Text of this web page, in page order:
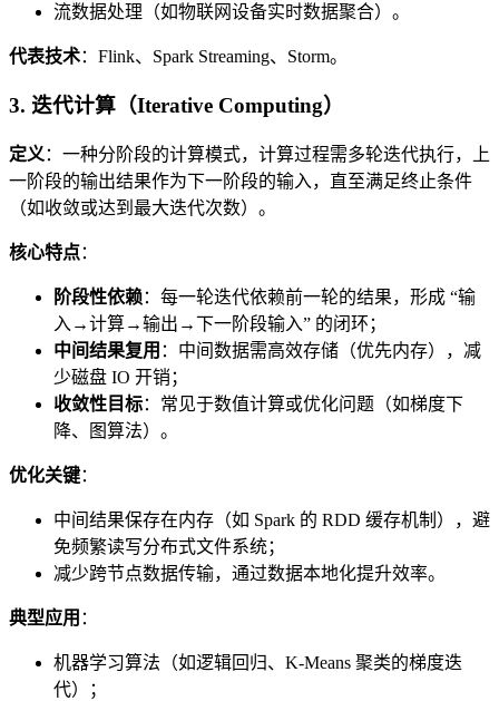
流数据处理（如物联网设备实时数据聚合）。
代表技术：Flink、Spark Streaming、Storm。
3. 迭代计算（Iterative Computing）
定义 ：一种分阶段的计算模式，计算过程需多轮迭代执行，上
一阶段的输出结果作为下一阶段的输入，直至满足终止条件
（如收敛或达到最大迭代次数）。
核心特点：
阶段性依赖：每一轮迭代依赖前一轮的结果，形成 “输
入→计算→输出→下一阶段输入” 的闭环；
中间结果复用 ：中间数据需高效存储（优先内存），减
少磁盘 IO 开销；
收敛性目标：常见于数值计算或优化问题（如梯度下
降、图算法）。
优化关键：
中间结果保存在内存（如 Spark 的 RDD 缓存机制），避
免频繁读写分布式文件系统；
减少跨节点数据传输，通过数据本地化提升效率。
典型应用 ：
机器学习算法（如逻辑回归、K-Means 聚类的梯度迭
代）；